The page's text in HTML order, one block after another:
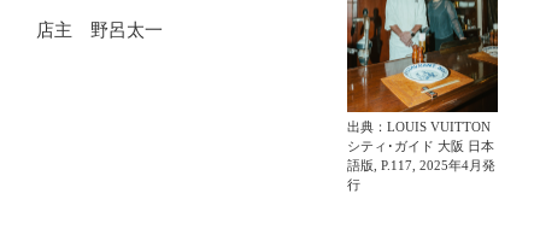
出典：LOUIS VUITTON
シティ･ガイド 大阪 日本
語版, P.117, 2025年4月発
行
店主 野呂太一